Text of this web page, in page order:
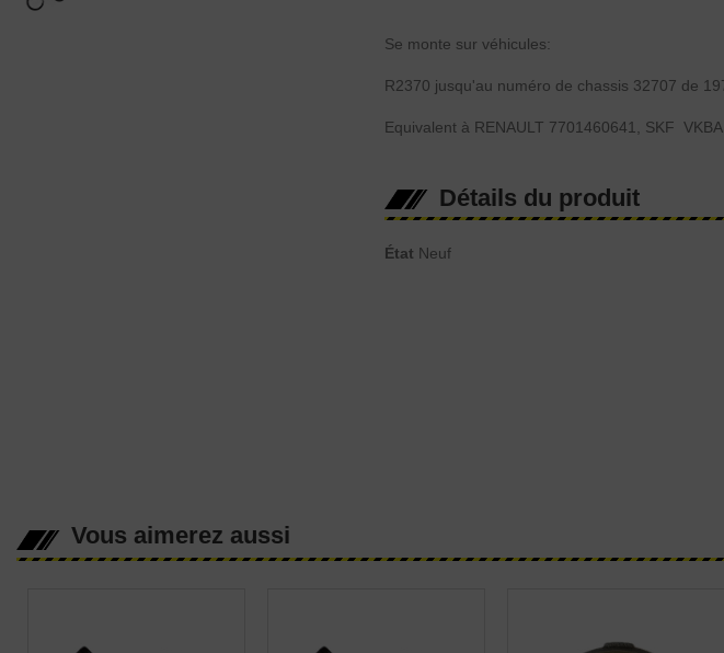
Se monte sur véhicules:
R2370 jusqu'au numéro de chassis 32707 de
Equivalent à RENAULT 7701460641, SKF
Détails du produit
État Neuf
Vous aimerez aussi